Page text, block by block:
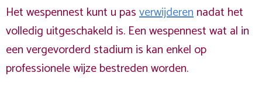
Het wespennest kunt u pasverwijderennadat het
volledig uitgeschakeld is. Een wespennest wat al in
een vergevorderd stadium is kan enkel op
professionele wijze bestreden worden.